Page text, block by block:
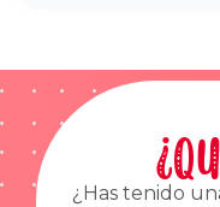
¿Has tenido